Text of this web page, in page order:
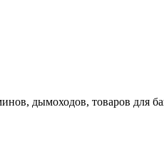
дымоходов, товаров для